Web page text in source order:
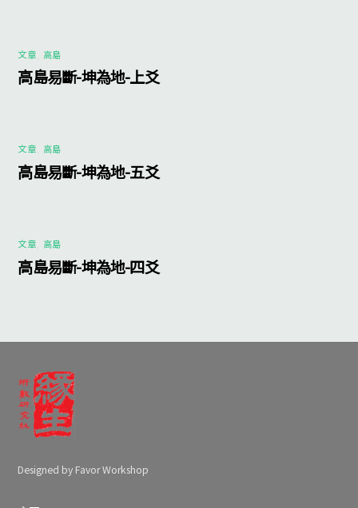
文章 高島
高島易斷-坤為地-上爻
文章 高島
高島易斷-坤為地-五爻
文章 高島
高島易斷-坤為地-四爻
Designed by Favor Workshop